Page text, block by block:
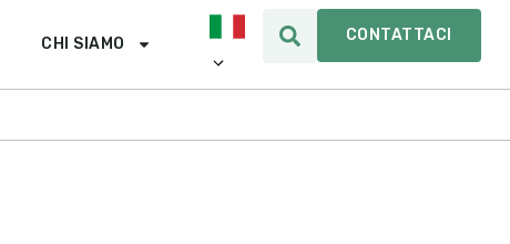
CHI SIAMO CONTATTACI